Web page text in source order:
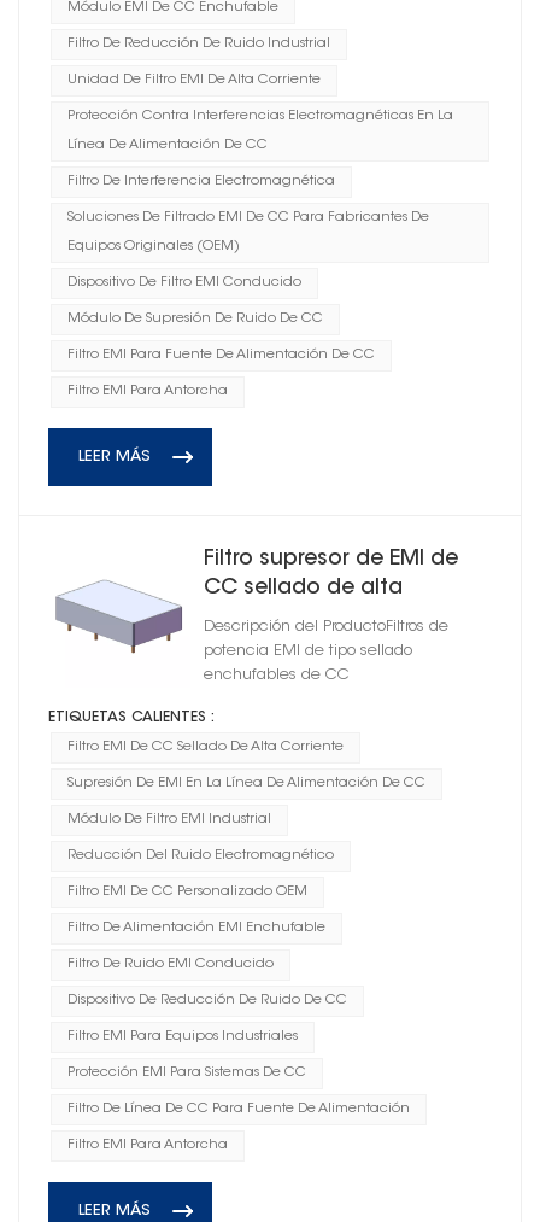
Módulo EMI De CC Enchufable
Filtro De Reducción De Ruido Industrial
Unidad De Filtro EMI De Alta Corriente
Protección Contra Interferencias Electromagnéticas En La
Línea De Alimentación De CC
Filtro De Interferencia Electromagnética
Soluciones De Filtrado EMI De CC Para Fabricantes De
Equipos Originales (OEM)
Dispositivo De Filtro EMI Conducido
Módulo De Supresión De Ruido De CC
Filtro EMI Para Fuente De Alimentación De CC
Filtro EMI Para Antorcha
LEER MÁS
Filtro supresor de EMI de
CC sellado de alta
durabilidad de 22 A para
antorcha
Descripción del ProductoFiltros de
potencia EMI de tipo sellado
enchufables de CC
ETIQUETAS CALIENTES :
Filtro EMI De CC Sellado De Alta Corriente
Supresión De EMI En La Línea De Alimentación De CC
Módulo De Filtro EMI Industrial
Reducción Del Ruido Electromagnético
Filtro EMI De CC Personalizado OEM
Filtro De Alimentación EMI Enchufable
Filtro De Ruido EMI Conducido
Dispositivo De Reducción De Ruido De CC
Filtro EMI Para Equipos Industriales
Protección EMI Para Sistemas De CC
Filtro De Línea De CC Para Fuente De Alimentación
Filtro EMI Para Antorcha
LEER MÁS